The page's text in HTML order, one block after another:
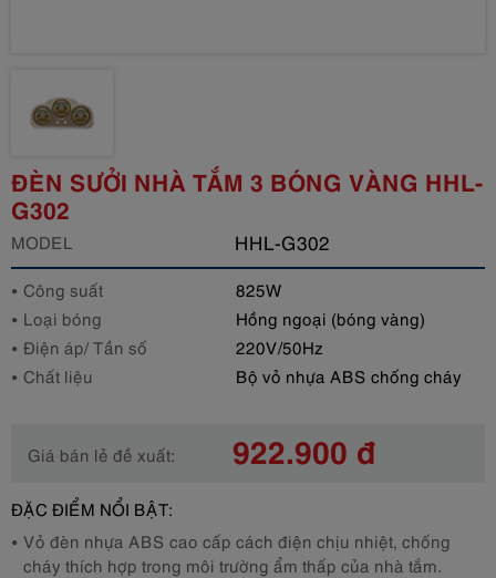
ĐÈN SƯỞI NHÀ TẮM 3 BÓNG VÀNG HHL-
G302
MODEL HHL-G302
Công suất
825W
Loại bóng
Hồng ngoại (bóng vàng)
Điện áp/ Tần số
220V/50Hz
Chất liệu
Bộ vỏ nhựa ABS chống cháy
Giá bán lẻ đề xuất: 922.900 đ
ĐẶC ĐIỂM NỔI BẬT:
Vỏ đèn nhựa ABS cao cấp cách điện chịu nhiệt, chống
cháy thích hợp trong môi trường ẩm thấp của nhà tắm.